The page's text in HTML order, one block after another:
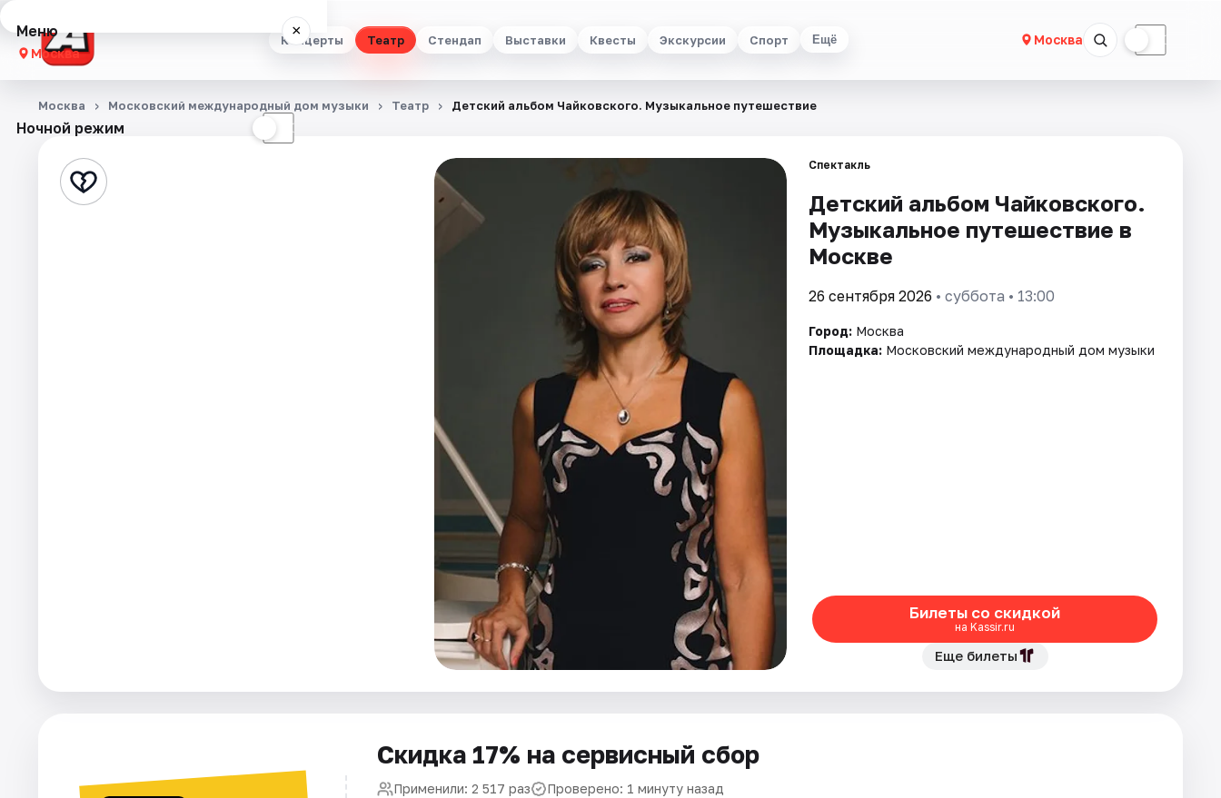
Концерты Театр Стендап Выставки Квесты Экскурсии Спорт Ещё Москва ☾
Меню ×
Москва
Концерты
Стендап
Ночной режим ☾
Москва Московский международный дом музыки Театр Детский альбом Чайковского. Музыкальное путешествие
Спектакль
Детский альбом Чайковского.
Музыкальное путешествие в
Москве
26 сентября 2026 • суббота • 13:00
Город: Москва
Площадка: Московский международный дом музыки
Билеты со скидкой
на Kassir.ru
Еще билеты
Скидка 17% на сервисный сбор
Применили: 2 517 раз Проверено: 1 минуту назад